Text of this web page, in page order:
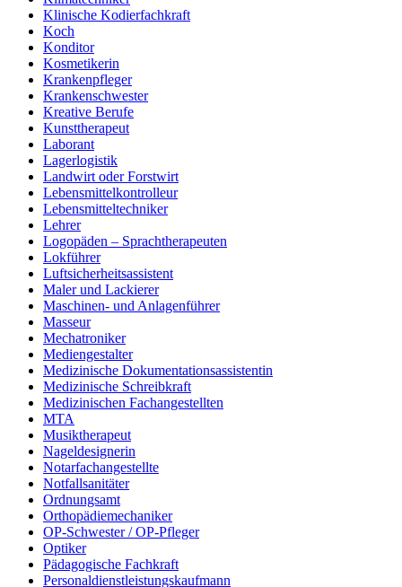
Klinische Kodierfachkraft
Koch
Konditor
Kosmetikerin
Krankenpfleger
Krankenschwester
Kreative Berufe
Kunsttherapeut
Laborant
Lagerlogistik
Landwirt oder Forstwirt
Lebensmittelkontrolleur
Lebensmitteltechniker
Lehrer
Logopäden – Sprachtherapeuten
Lokführer
Luftsicherheitsassistent
Maler und Lackierer
Maschinen- und Anlagenführer
Masseur
Mechatroniker
Mediengestalter
Medizinische Dokumentationsassistentin
Medizinische Schreibkraft
Medizinischen Fachangestellten
MTA
Musiktherapeut
Nageldesignerin
Notarfachangestellte
Notfallsanitäter
Ordnungsamt
Orthopädiemechaniker
OP-Schwester / OP-Pfleger
Optiker
Pädagogische Fachkraft
Personaldienstleistungskaufmann